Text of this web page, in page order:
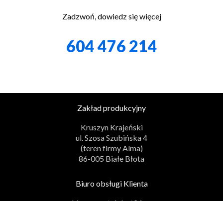
Zadzwoń, dowiedz się więcej
604 476 214
Zakład produkcyjny
Kruszyn Krajeński
ul. Szosa Szubińska 4
(teren firmy Alma)
86-005 Białe Błota
Biuro obsługi Klienta